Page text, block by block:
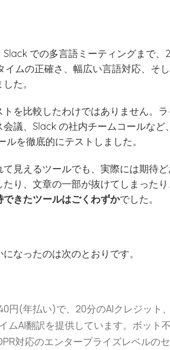
での多言語ミーティングまで
ムの正確さ、幅広い言語対応、そ
た。
を比較したわけではありません。
議、Slack の社内チームコールなど
ルを徹底的にテストしました。
見えるツールでも、実際には期待
り、文章の一部が抜けてしまった
きたツールはごくわずかでした。
なったのは次のとおりです。
円(年払い)で、20分のAIクレジッ
ムAI翻訳を提供しています。ボット
対応のエンタープライズレベルの